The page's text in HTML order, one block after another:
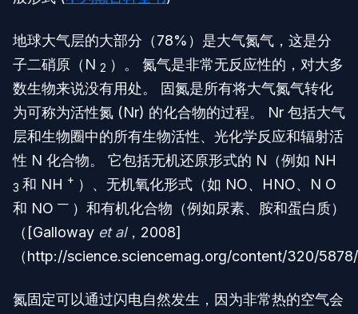
地球大气层的大部分（78%）是大气氮气，这是分
子二硝原（N 2 ）。 氮气是非常无反应性的，对大多
数生物来说没有用处。 固氮是所有将大气氮气转化
为可称为活性氮 (Nr) 的化合物的过程。 Nr 包括大气
层和生物圈中的所有生物活性、光化学反应和辐射活
性 N 化合物。 它包括无机还原形式的 N（例如 NH
3 和 NH + ）、无机氧化形式（如 NO、HNO、N O
和 NO — ）和有机化合物（例如尿素、胺和蛋白质）
（[Galloway et al，2008]
（http://science.sciencemag.org/content/320/
氮固定可以通过闪电自然发生，因为非常热的空气会